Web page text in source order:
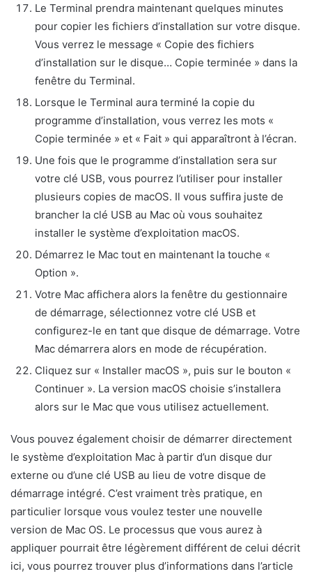
Le Terminal prendra maintenant quelques minutes
pour copier les fichiers d’installation sur votre disque.
Vous verrez le message « Copie des fichiers
d’installation sur le disque… Copie terminée » dans la
fenêtre du Terminal.
Lorsque le Terminal aura terminé la copie du
programme d’installation, vous verrez les mots «
Copie terminée » et « Fait » qui apparaîtront à l’écran.
Une fois que le programme d’installation sera sur
votre clé USB, vous pourrez l’utiliser pour installer
plusieurs copies de macOS. Il vous suffira juste de
brancher la clé USB au Mac où vous souhaitez
installer le système d’exploitation macOS.
Démarrez le Mac tout en maintenant la touche «
Option ».
Votre Mac affichera alors la fenêtre du gestionnaire
de démarrage, sélectionnez votre clé USB et
configurez-le en tant que disque de démarrage. Votre
Mac démarrera alors en mode de récupération.
Cliquez sur « Installer macOS », puis sur le bouton «
Continuer ». La version macOS choisie s’installera
alors sur le Mac que vous utilisez actuellement.
Vous pouvez également choisir de démarrer directement
le système d’exploitation Mac à partir d’un disque dur
externe ou d’une clé USB au lieu de votre disque de
démarrage intégré. C’est vraiment très pratique, en
particulier lorsque vous voulez tester une nouvelle
version de Mac OS. Le processus que vous aurez à
appliquer pourrait être légèrement différent de celui décrit
ici, vous pourrez trouver plus d’informations dans l’article